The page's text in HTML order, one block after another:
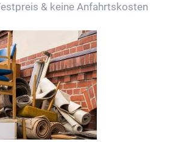
& keine Anfahrtskosten